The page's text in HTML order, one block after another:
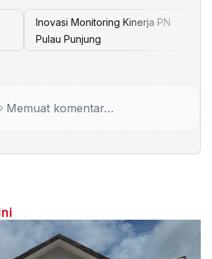
Inovasi Monitoring Kinerja PN
Pulau Punjung
Memuat komentar…